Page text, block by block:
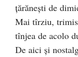
ţărăneşti de
Mai tîrziu, trimis
tînjea de acolo
De aici şi